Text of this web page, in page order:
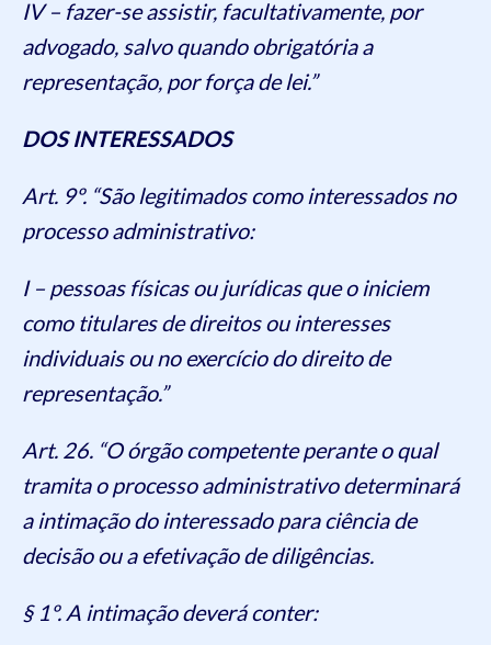
IV – fazer-se assistir, facultativamente, por
advogado, salvo quando obrigatória a
representação, por força de lei.”
DOS INTERESSADOS
Art. 9º. “São legitimados como interessados no
processo administrativo:
I – pessoas físicas ou jurídicas que o iniciem
como titulares de direitos ou interesses
individuais ou no exercício do direito de
representação.”
Art. 26. “O órgão competente perante o qual
tramita o processo administrativo determinará
a intimação do interessado para ciência de
decisão ou a efetivação de diligências.
§ 1º. A intimação deverá conter: